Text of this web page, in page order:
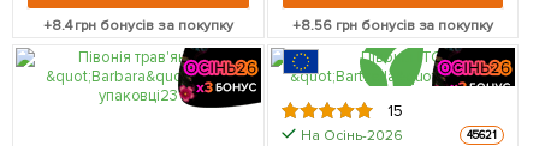
+8.4грн бонусів за покупку +8.56грн бонусів за покупку
15
На Осінь-2026 45621